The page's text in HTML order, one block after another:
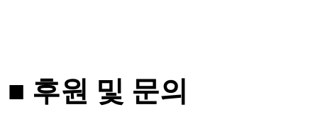
■ 후원 및 문의